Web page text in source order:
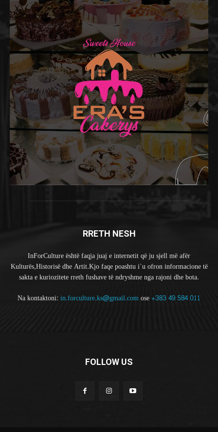
RRETH NESH
InForCulture është faqja juaj e internetit që ju sjell më afër
Kulturës,Historisë dhe Artit.Kjo faqe poashtu i`u ofron informacione të
sakta e kuriozitete rreth fushave të ndryshme nga rajoni dhe bota.
Na kontaktoni: in.forculture.ks@gmail.comose+383 49 584 011
FOLLOW US